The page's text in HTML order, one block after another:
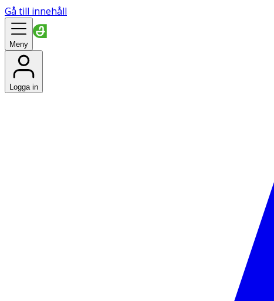
Gå till innehåll
Meny
Logga in